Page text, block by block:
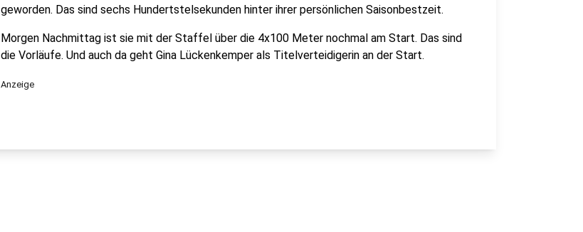
geworden. Das sind sechs Hundertstelsekunden hinter ihrer persönlichen Saisonbestzeit.
Morgen Nachmittag ist sie mit der Staffel über die 4x100 Meter nochmal am Start. Das sind
die Vorläufe. Und auch da geht Gina Lückenkemper als Titelverteidigerin an der Start.
Anzeige